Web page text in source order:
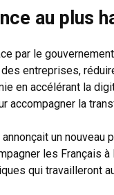
au plus
par le
entreprises,
en accélérant la
accompagner la
un nouveau
les Français
qui travailleront